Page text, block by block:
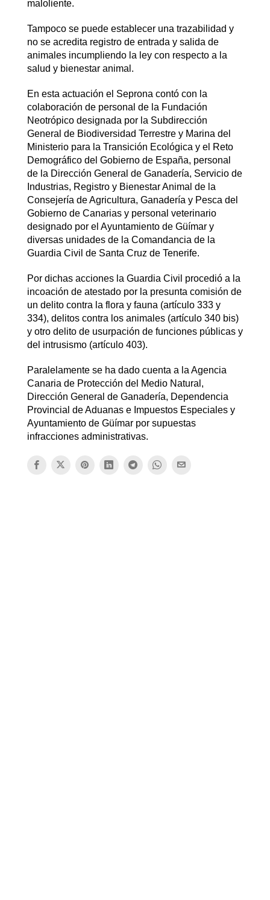
maloliente.
Tampoco se puede establecer una trazabilidad y
no se acredita registro de entrada y salida de
animales incumpliendo la ley con respecto a la
salud y bienestar animal.
En esta actuación el Seprona contó con la
colaboración de personal de la Fundación
Neotrópico designada por la Subdirección
General de Biodiversidad Terrestre y Marina del
Ministerio para la Transición Ecológica y el Reto
Demográfico del Gobierno de España, personal
de la Dirección General de Ganadería, Servicio de
Industrias, Registro y Bienestar Animal de la
Consejería de Agricultura, Ganadería y Pesca del
Gobierno de Canarias y personal veterinario
designado por el Ayuntamiento de Güímar y
diversas unidades de la Comandancia de la
Guardia Civil de Santa Cruz de Tenerife.
Por dichas acciones la Guardia Civil procedió a la
incoación de atestado por la presunta comisión de
un delito contra la flora y fauna (artículo 333 y
334), delitos contra los animales (artículo 340 bis)
y otro delito de usurpación de funciones públicas y
del intrusismo (artículo 403).
Paralelamente se ha dado cuenta a la Agencia
Canaria de Protección del Medio Natural,
Dirección General de Ganadería, Dependencia
Provincial de Aduanas e Impuestos Especiales y
Ayuntamiento de Güímar por supuestas
infracciones administrativas.